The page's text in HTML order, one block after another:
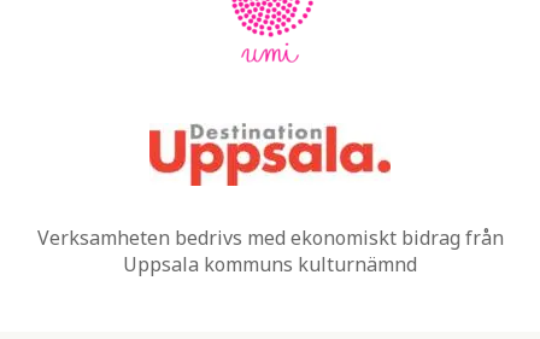
Verksamheten bedrivs med ekonomiskt bidrag från
Uppsala kommuns kulturnämnd